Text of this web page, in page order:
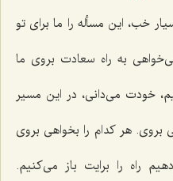
خب، این مسأله را ما برای تو
به راه سعادت بروی ما
خودت می‌دانی، در این مسیر
بروی. هر کدام را بخواهی بروی
راه را برایت باز می‌کنیم.